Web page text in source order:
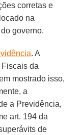
corretas e
na
governo.
. A
da
mostrado isso,
a
a Previdência,
art. 194 da
de